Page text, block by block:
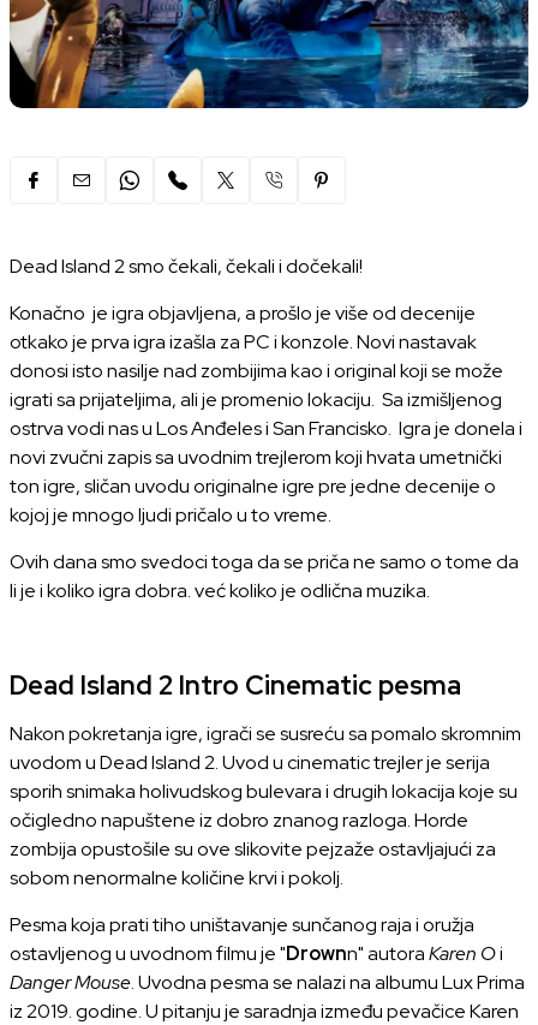
Dead Island 2 smo čekali, čekali i dočekali!
Konačno je igra objavljena, a prošlo je više od decenije
otkako je prva igra izašla za PC i konzole. Novi nastavak
donosi isto nasilje nad zombijima kao i original koji se može
igrati sa prijateljima, ali je promenio lokaciju. Sa izmišljenog
ostrva vodi nas u Los Anđeles i San Francisko. Igra je donela i
novi zvučni zapis sa uvodnim trejlerom koji hvata umetnički
ton igre, sličan uvodu originalne igre pre jedne decenije o
kojoj je mnogo ljudi pričalo u to vreme.
Ovih dana smo svedoci toga da se priča ne samo o tome da
li je i koliko igra dobra. već koliko je odlična muzika.
Dead Island 2 Intro Cinematic pesma
Nakon pokretanja igre, igrači se susreću sa pomalo skromnim
uvodom u Dead Island 2. Uvod u cinematic trejler je serija
sporih snimaka holivudskog bulevara i drugih lokacija koje su
očigledno napuštene iz dobro znanog razloga. Horde
zombija opustošile su ove slikovite pejzaže ostavljajući za
sobom nenormalne količine krvi i pokolj.
Pesma koja prati tiho uništavanje sunčanog raja i oružja
ostavljenog u uvodnom filmu je "Drownn" autoraKaren Oi
Danger Mouse. Uvodna pesma se nalazi na albumu Lux Prima
iz 2019. godine. U pitanju je saradnja između pevačice Karen